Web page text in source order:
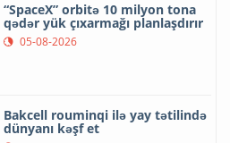
“SpaceX” orbitə 10 milyon tona
qədər yük çıxarmağı planlaşdırır
05-08-2026
Bakcell rouminqi ilə yay tətilində
dünyanı kəşf et